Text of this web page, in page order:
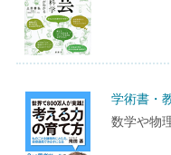
学術書・
数学や物